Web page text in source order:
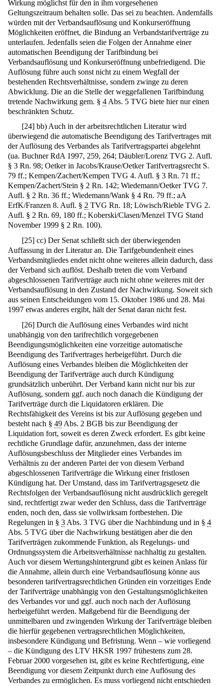
Wirkung möglichst für den in ihm vorgesehenen
Geltungszeitraum behalten solle. Das sei zu beachten. Andernfalls
würden mit der Verbandsauflösung und Konkurseröffnung
Möglichkeiten eröffnet, die Bindung an Verbandstarifverträge zu
unterlaufen. Jedenfalls seien die Folgen der Annahme einer
automatischen Beendigung der Tarifbindung bei
Verbandsauflösung und Konkurseröffnung unbefriedigend. Die
Auflösung führe auch sonst nicht zu einem Wegfall der
bestehenden Rechtsverhältnisse, sondern zwinge zu deren
Abwicklung. Die an die Stelle der weggefallenen Tarifbindung
tretende Nachwirkung gem. § 4 Abs. 5 TVG biete hier nur einen
beschränkten Schutz.
[24] bb) Auch in der arbeitsrechtlichen Literatur wird
überwiegend die automatische Beendigung des Tarifvertrages mit
der Auflösung des Verbandes als Tarifvertragspartei abgelehnt
(ua. Buchner RdA 1997, 259, 264; Däubler/Lorenz TVG 2. Aufl.
§ 3 Rn. 98; Oetker in Jacobs/Krause/Oetker Tarifvertragsrecht S.
79 ff.; Kempen/Zachert/Kempen TVG 4. Aufl. § 3 Rn. 71 ff.;
Kempen/Zachert/Stein § 2 Rn. 142; Wiedemann/Oetker TVG 7.
Aufl. § 2 Rn. 36 ff.; Wiedemann/Wank § 4 Rn. 79 ff.; aA
ErfK/Franzen 8. Aufl. § 2 TVG Rn. 18; Löwisch/Rieble TVG 2.
Aufl. § 2 Rn. 69, 180 ff.; Koberski/Clasen/Menzel TVG Stand
November 1999 § 2 Rn. 100).
[25] cc) Der Senat schließt sich der überwiegenden
Auffassung in der Literatur an. Die Tarifgebundenheit eines
Verbandsmitgliedes endet nicht ohne weiteres allein dadurch, dass
der Verband sich auflöst. Deshalb treten die vom Verband
abgeschlossenen Tarifverträge auch nicht ohne weiteres mit der
Verbandsauflösung in den Zustand der Nachwirkung. Soweit sich
aus seinen Entscheidungen vom 15. Oktober 1986 und 28. Mai
1997 etwas anderes ergibt, hält der Senat daran nicht fest.
[26] Durch die Auflösung eines Verbandes wird nicht
unabhängig von den tarifrechtlich vorgegebenen
Beendigungsmöglichkeiten eine vorzeitige automatische
Beendigung des Tarifvertrages herbeigeführt. Durch die
Auflösung eines Verbandes bleiben die Möglichkeiten der
Beendigung der Tarifverträge auch durch Kündigung
grundsätzlich unberührt. Der Verband kann nicht nur bis zur
Auflösung, sondern ggf. auch noch danach die Kündigung der
Tarifverträge durch die Liquidatoren erklären. Die
Rechtsfähigkeit des Vereins ist bis zur Auflösung gegeben und
besteht nach § 49 Abs. 2 BGB bis zur Beendigung der
Liquidation fort, soweit es deren Zweck erfordert. Es gibt keine
rechtliche Grundlage dafür, anzunehmen, dass der interne
Auflösungsbeschluss der Mitglieder eines Verbandes im
Verhältnis zu der anderen Partei der von diesem Verband
abgeschlossenen Tarifverträge die Wirkung einer fristlosen
Kündigung hat. Der Umstand, dass im Tarifvertragsgesetz die
Rechtsfolgen der Verbandsauflösung nicht ausdrücklich geregelt
sind, rechtfertigt zwar weder den Schluss, dass die Tarifverträge
enden, noch den, dass sie vollwirksam fortbestehen. Die
Regelungen in § 3 Abs. 3 TVG über die Nachbindung und in § 4
Abs. 5 TVG über die Nachwirkung bestätigen aber die den
Tarifverträgen zukommende Funktion, als Regelungs- und
Ordnungssystem die Arbeitsverhältnisse nachhaltig zu gestalten.
Auch vor diesem Wertungshintergrund gibt es keinen Anlass für
die Annahme, allein durch eine Verbandsauflösung könne aus
besonderen tarifvertragsrechtlichen Gründen ein vorzeitiges Ende
der Tarifverträge unabhängig von den Gestaltungsmöglichkeiten
des Verbandes vor und ggf. auch noch nach der Auflösung
herbeigeführt werden. Maßgebend für die Beendigung der
unmittelbaren und zwingenden Wirkung der Tarifverträge bleiben
die hierfür gegebenen vertragsrechtlichen Möglichkeiten,
insbesondere Kündigung und Befristung. Wenn – wie vorliegend
– die Kündigung des LTV HKSR 1997 frühestens zum 28.
Februar 2000 vorgesehen ist, gibt es keine Rechtfertigung, eine
Beendigung vor diesem Zeitpunkt durch eine Auflösung des
Verbandes zu ermöglichen. Es muss vorliegend nicht entschieden